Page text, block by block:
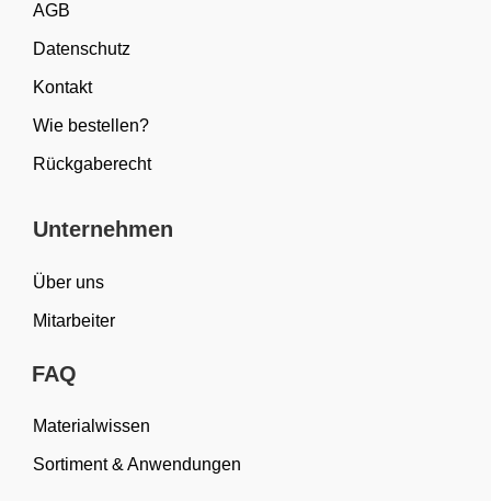
AGB
Datenschutz
Kontakt
Wie bestellen?
Rückgaberecht
Unternehmen
Über uns
Mitarbeiter
FAQ
Materialwissen
Sortiment & Anwendungen